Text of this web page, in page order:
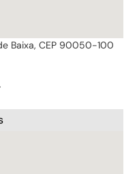
Baixa, CEP 90050-100